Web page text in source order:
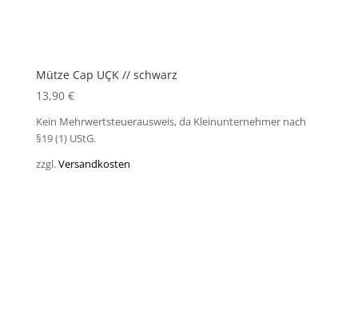
Mütze Cap UÇK // schwarz
13,90 €
Kein Mehrwertsteuerausweis, da Kleinunternehmer nach
§19 (1) UStG.
zzgl.Versandkosten